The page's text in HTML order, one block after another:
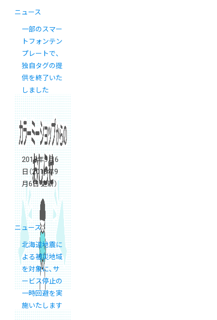
ニュース
一部のスマー
トフォンテン
プレートで、
独自タグの提
供を終了いた
しました
2018年9月6
日（2018年9
月6日 更新）
ニュース
北海道地震に
よる被災地域
を対象に、サ
ービス停止の
一時回避を実
施いたします